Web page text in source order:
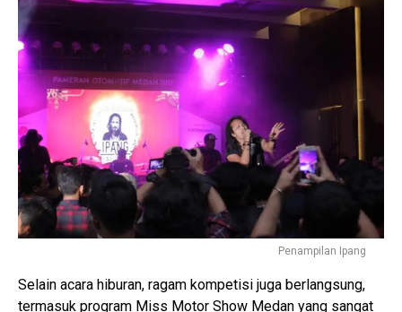
Penampilan Ipang
Selain acara hiburan, ragam kompetisi juga berlangsung,
termasuk program Miss Motor Show Medan yang sangat